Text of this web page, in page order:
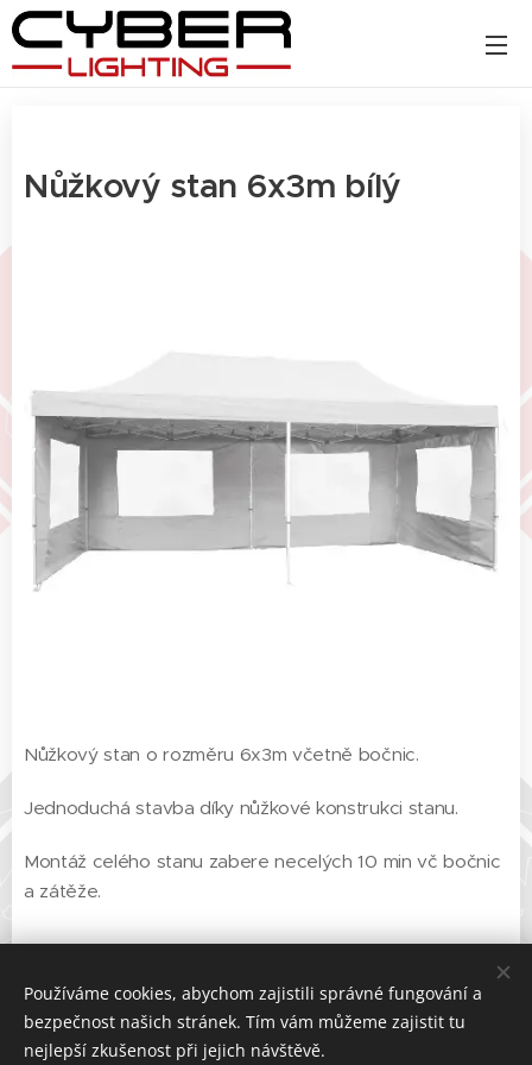
Nůžkový stan 6x3m bílý
Nůžkový stan o rozměru 6x3m včetně bočnic.
Jednoduchá stavba díky nůžkové konstrukci stanu.
Montáž celého stanu zabere necelých 10 min vč bočnic
a zátěže.
bez DPH 0,00 Kč
Používáme cookies, abychom zajistili správné fungování a
bezpečnost našich stránek. Tím vám můžeme zajistit tu
nejlepší zkušenost při jejich návštěvě.